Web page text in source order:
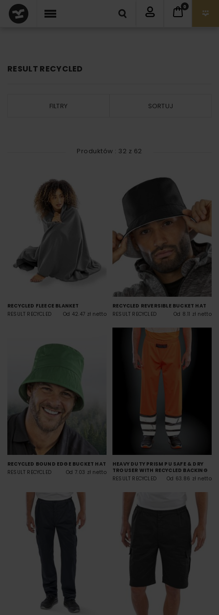
0
RESULT RECYCLED
FILTRY SORTUJ
Produktów : 32 z 62
RECYCLED FLEECE BLANKET
RESULT RECYCLED
Od 42.47 zł netto
RECYCLED REVERSIBLE BUCKET HAT
RESULT RECYCLED
Od 8.11 zł netto
RECYCLED BOUND EDGE BUCKET HAT
RESULT RECYCLED
Od 7.03 zł netto
HEAVY DUTY PRISM PU SAFE & DRY
TROUSER WITH RECYCLED BACKING
RESULT RECYCLED
Od 63.86 zł netto